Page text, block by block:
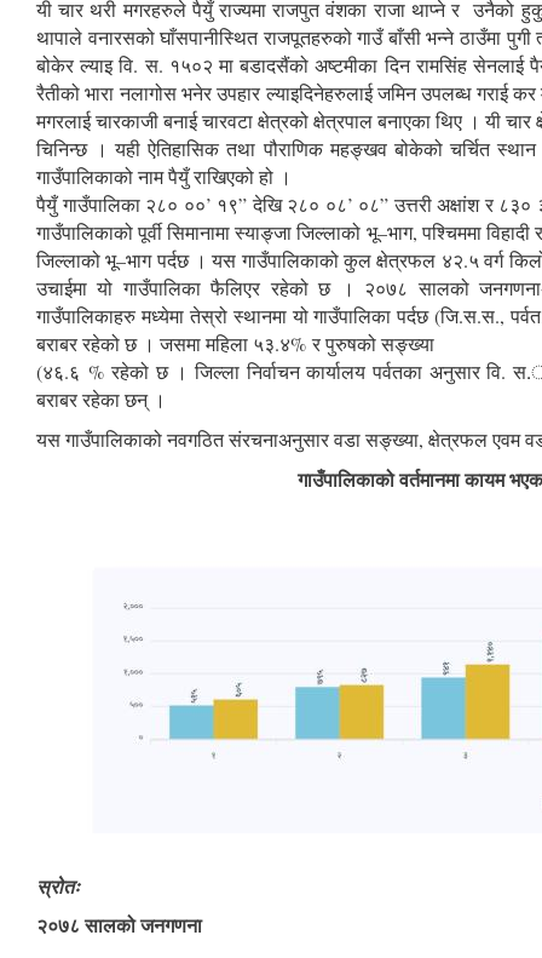
यी चार थरी मगरहरुले पैयुँ राज्यमा राजपुत वंशका राजा थाप्ने र उनैको
थापाले वनारसको घाँसपानीस्थित राजपूतहरुको गाउँ बाँसी भन्ने ठाउँमा
बोकेर ल्याइ वि. स. १५०२ मा बडादसैंको अष्टमीका दिन रामसिंह सेनलाई
रैतीको भारा नलागोस भनेर उपहार ल्याइदिनेहरुलाई जमिन उपलब्ध गराई
मगरलाई चारकाजी बनाई चारवटा क्षेत्रको क्षेत्रपाल बनाएका थिए । यी
चिनिन्छ । यही ऐतिहासिक तथा पौराणिक महङ्खव बोकेको चर्चित
गाउँपालिकाको नाम पैयुँ राखिएको हो ।
पैयुँ गाउँपालिका २८० ००’ १९” देखि २८० ०८’ ०८” उत्तरी अक्षांश र
गाउँपालिकाको पूर्वी सिमानामा स्याङ्जा जिल्लाको भू–भाग, पश्चिममा
जिल्लाको भू–भाग पर्दछ । यस गाउँपालिकाको कुल क्षेत्रफल ४२.५ वर्ग
उचाईमा यो गाउँपालिका फैलिएर रहेको छ । २०७८ सालको
गाउँपालिकाहरु मध्येमा तेस्रो स्थानमा यो गाउँपालिका पर्दछ (जि.स.स.,
बराबर रहेको छ । जसमा महिला ५३.४% र पुरुषको सङ्ख्या
(४६.६ % रहेको छ । जिल्ला निर्वाचन कार्यालय पर्वतका अनुसार वि.
बराबर रहेका छन् ।
यस गाउँपालिकाको नवगठित संरचनाअनुसार वडा सङ्ख्या, क्षेत्रफल एवम
गाउँपालिकाको वर्तमानमा कायम भएका
स्रोतः
२०७८ सालको जनगणना